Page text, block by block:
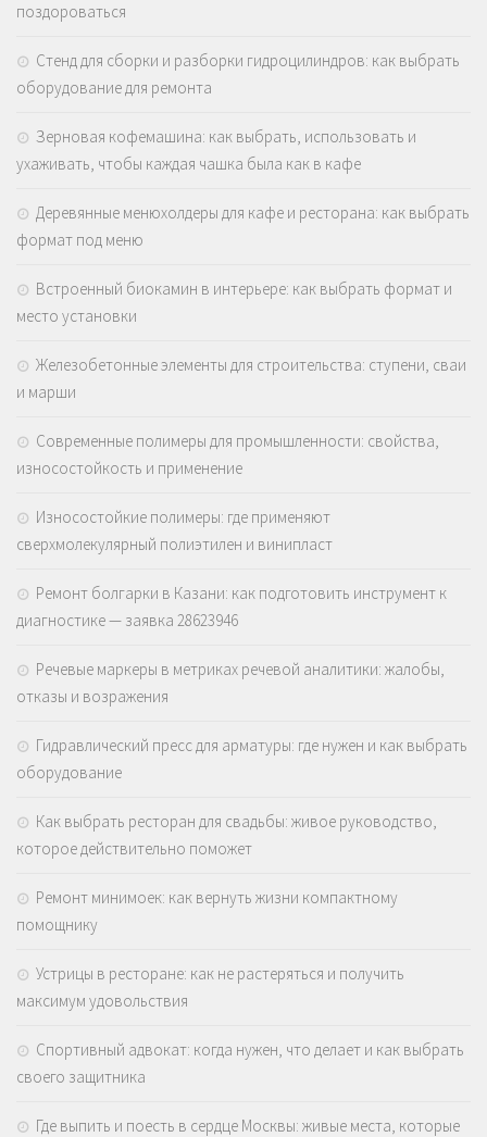
поздороваться
Стенд для сборки и разборки гидроцилиндров: как выбрать
оборудование для ремонта
Зерновая кофемашина: как выбрать, использовать и
ухаживать, чтобы каждая чашка была как в кафе
Деревянные менюхолдеры для кафе и ресторана: как выбрать
формат под меню
Встроенный биокамин в интерьере: как выбрать формат и
место установки
Железобетонные элементы для строительства: ступени, сваи
и марши
Современные полимеры для промышленности: свойства,
износостойкость и применение
Износостойкие полимеры: где применяют
сверхмолекулярный полиэтилен и винипласт
Ремонт болгарки в Казани: как подготовить инструмент к
диагностике — заявка 28623946
Речевые маркеры в метриках речевой аналитики: жалобы,
отказы и возражения
Гидравлический пресс для арматуры: где нужен и как выбрать
оборудование
Как выбрать ресторан для свадьбы: живое руководство,
которое действительно поможет
Ремонт минимоек: как вернуть жизни компактному
помощнику
Устрицы в ресторане: как не растеряться и получить
максимум удовольствия
Спортивный адвокат: когда нужен, что делает и как выбрать
своего защитника
Где выпить и поесть в сердце Москвы: живые места, которые